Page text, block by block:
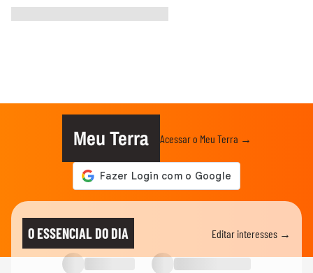
Meu Terra Acessar o Meu Terra →
O ESSENCIAL DO DIA Editar interesses →